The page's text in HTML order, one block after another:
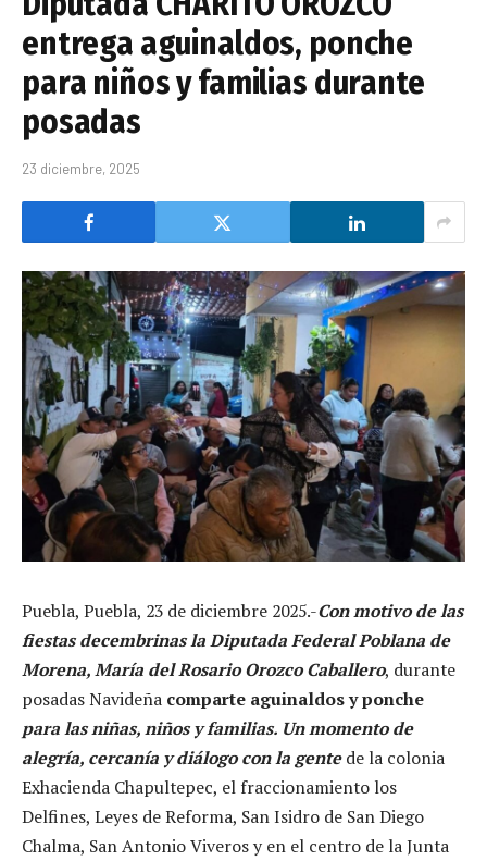
entrega aguinaldos, ponche
para niños y familias durante
posadas
23 diciembre, 2025
Puebla, Puebla, 23 de diciembre 2025.-Con motivo de las
fiestas decembrinas la Diputada Federal Poblana de
Morena, María del Rosario Orozco Caballero, durante
posadas Navideña comparte aguinaldos y ponche
para las niñas, niños y familias. Un momento de
alegría, cercanía y diálogo con la gente de la colonia
Exhacienda Chapultepec, el fraccionamiento los
Delfines, Leyes de Reforma, San Isidro de San Diego
Chalma, San Antonio Viveros y en el centro de la Junta